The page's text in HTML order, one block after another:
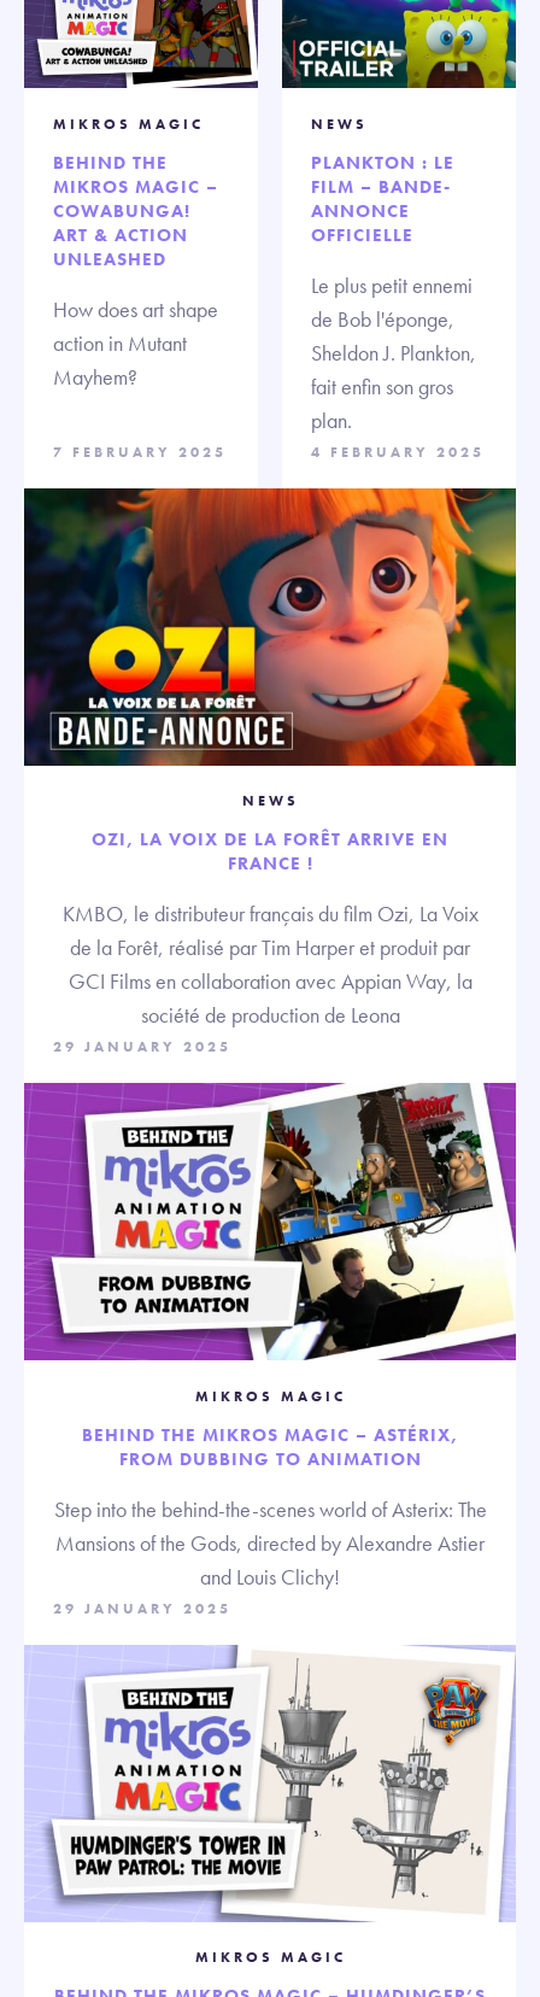
MIKROS MAGIC
BEHIND THE
MIKROS MAGIC –
COWABUNGA!
ART & ACTION
UNLEASHED
How does art shape
action in Mutant
Mayhem?
7 FEBRUARY 2025
NEWS
PLANKTON : LE
FILM – BANDE-
ANNONCE
OFFICIELLE
Le plus petit ennemi
de Bob l'éponge,
Sheldon J. Plankton,
fait enfin son gros
plan.
4 FEBRUARY 2025
NEWS
OZI, LA VOIX DE LA FORÊT ARRIVE EN
FRANCE !
KMBO, le distributeur français du film Ozi, La Voix
de la Forêt, réalisé par Tim Harper et produit par
GCI Films en collaboration avec Appian Way, la
société de production de Leona
29 JANUARY 2025
MIKROS MAGIC
BEHIND THE MIKROS MAGIC – ASTÉRIX,
FROM DUBBING TO ANIMATION
Step into the behind-the-scenes world of Asterix: The
Mansions of the Gods, directed by Alexandre Astier
and Louis Clichy!
29 JANUARY 2025
MIKROS MAGIC